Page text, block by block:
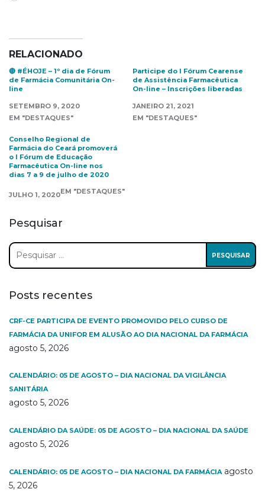
RELACIONADO
🔴 #ÉHOJE – 1º dia de Fórum
de Farmácia Comunitária On-
line
SETEMBRO 9, 2020
EM "DESTAQUES"
Participe do I Fórum Cearense
de Assistência Farmacêutica
On-line – Inscrições liberadas
JANEIRO 21, 2021
EM "DESTAQUES"
Conselho Regional de
Farmácia do Ceará promoverá
o I Fórum de Educação
Farmacêutica On-line nos
dias 7 a 9 de julho de 2020
JULHO 1, 2020EM "DESTAQUES"
Pesquisar
Pesquisar
por:
Posts recentes
CRF-CE PARTICIPA DE EVENTO PROMOVIDO PELO CURSO DE
FARMÁCIA DA UNIFOR EM ALUSÃO AO DIA NACIONAL DA FARMÁCIA
agosto 5, 2026
CALENDÁRIO: 05 DE AGOSTO – DIA NACIONAL DA VIGILÂNCIA
SANITÁRIA
agosto 5, 2026
CALENDÁRIO DA SAÚDE: 05 DE AGOSTO – DIA NACIONAL DA SAÚDE
agosto 5, 2026
CALENDÁRIO: 05 DE AGOSTO – DIA NACIONAL DA FARMÁCIA agosto
5, 2026